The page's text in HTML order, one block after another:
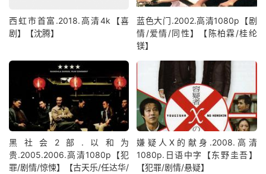
西虹市首富.2018.高清4k【喜
剧】【沈腾】
蓝色大门.2002.高清1080p【剧
情/爱情/同性】【陈柏霖/桂纶
镁】
黑社会2部.以和为
贵.2005.2006.高清1080p【犯
罪/剧情/惊悚】【古天乐/任达华/
嫌疑人X的献身.2008.高清
1080p.日语中字【东野圭吾】
【犯罪/剧情/悬疑】